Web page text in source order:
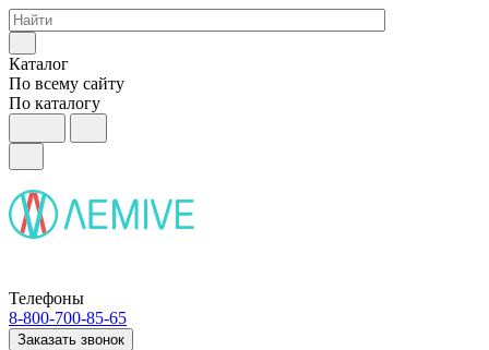
Каталог
По всему сайту
По каталогу
Телефоны
8-800-700-85-65
Заказать звонок